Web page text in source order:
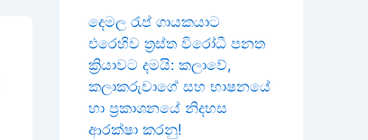
දෙමල රැප් ගායකයාට
එරෙහිව ත්‍රස්ත විරෝධී පනත
ක්‍රියාවට දමයි: කලාවේ,
කලාකරුවාගේ සහ භාෂනයේ
හා ප්‍රකාශනයේ නිදහස
ආරක්ෂා කරනු!